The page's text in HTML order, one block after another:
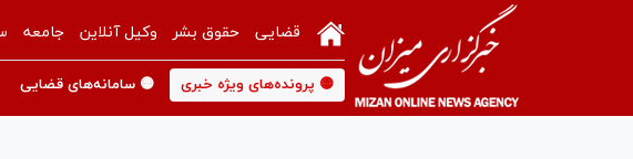
قضایی حقوق بشر وکیل آنلاین جامعه
🟡 پرونده‌های ویژه خبری 🟡 سامانه‌های قضایی